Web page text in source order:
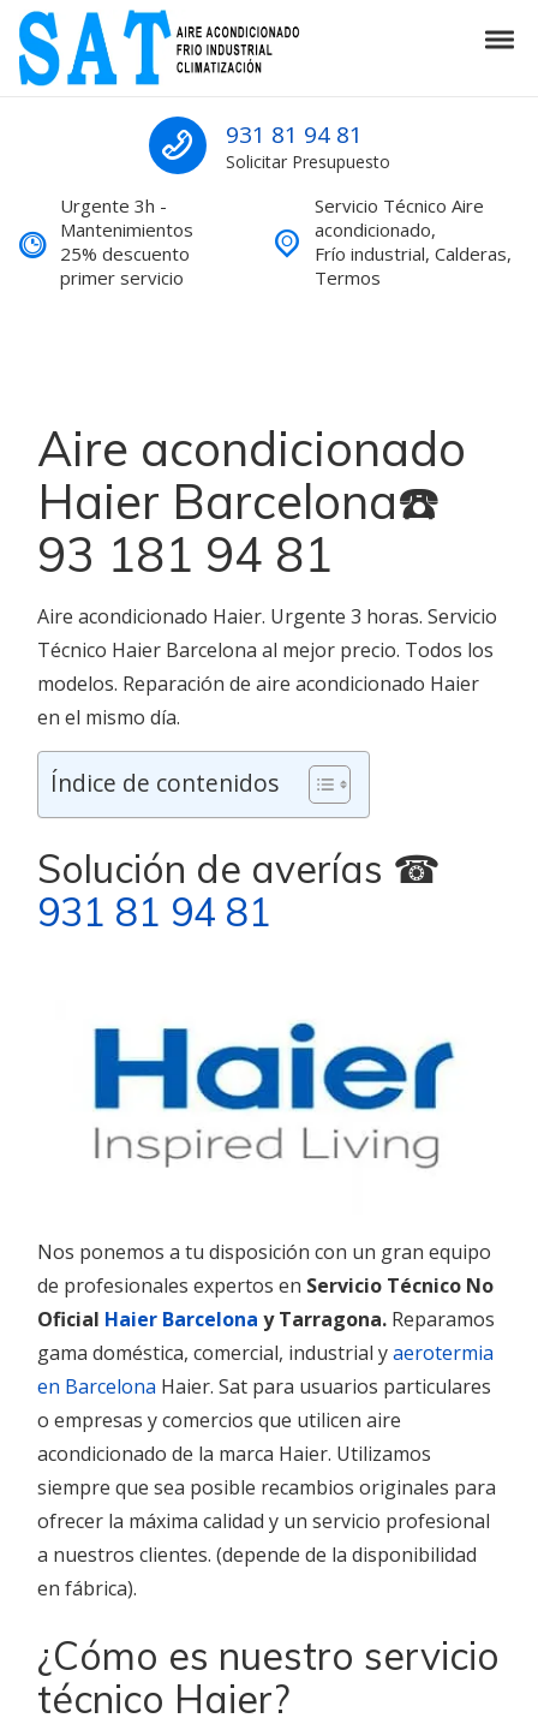
Skip to navigation
Skip to content
SAT Aire acondicionado Barcelona
SAT Aire acondicionado Barcelona Servicio Técnico
931 81 94 81
Solicitar Presupuesto
Urgente 3h -
Mantenimientos
25% descuento
primer servicio
Servicio Técnico Aire
acondicionado,
Frío industrial, Calderas,
Termos
Aire acondicionado
Haier Barcelona☎️
93 181 94 81
Aire acondicionado Haier. Urgente 3 horas. Servicio
Técnico Haier Barcelona al mejor precio. Todos los
modelos. Reparación de aire acondicionado Haier
en el mismo día.
Índice de contenidos
Solución de averías ☎
931 81 94 81
Nos ponemos a tu disposición con un gran equipo
de profesionales expertos en Servicio Técnico No
Oficial Haier Barcelona y Tarragona. Reparamos
gama doméstica, comercial, industrial yaerotermia
en Barcelona Haier. Sat para usuarios particulares
o empresas y comercios que utilicen aire
acondicionado de la marca Haier. Utilizamos
siempre que sea posible recambios originales para
ofrecer la máxima calidad y un servicio profesional
a nuestros clientes. (depende de la disponibilidad
en fábrica).
¿Cómo es nuestro servicio
técnico Haier?